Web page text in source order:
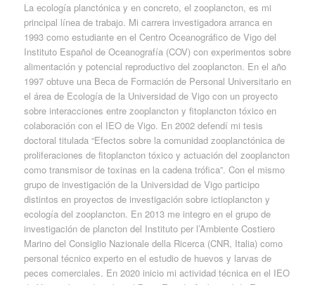
La ecología planctónica y en concreto, el zooplancton, es mi
principal línea de trabajo. Mi carrera investigadora arranca en
1993 como estudiante en el Centro Oceanográfico de Vigo del
Instituto Español de Oceanografía (COV) con experimentos sobre
alimentación y potencial reproductivo del zooplancton. En el año
1997 obtuve una Beca de Formación de Personal Universitario en
el área de Ecología de la Universidad de Vigo con un proyecto
sobre interacciones entre zooplancton y fitoplancton tóxico en
colaboración con el IEO de Vigo. En 2002 defendí mi tesis
doctoral titulada “Efectos sobre la comunidad zooplanctónica de
proliferaciones de fitoplancton tóxico y actuación del zooplancton
como transmisor de toxinas en la cadena trófica”. Con el mismo
grupo de investigación de la Universidad de Vigo participo
distintos en proyectos de investigación sobre ictioplancton y
ecología del zooplancton. En 2013 me integro en el grupo de
investigación de plancton del Instituto per l’Ambiente Costiero
Marino del Consiglio Nazionale della Ricerca (CNR, Italia) como
personal técnico experto en el estudio de huevos y larvas de
peces comerciales. En 2020 inicio mi actividad técnica en el IEO